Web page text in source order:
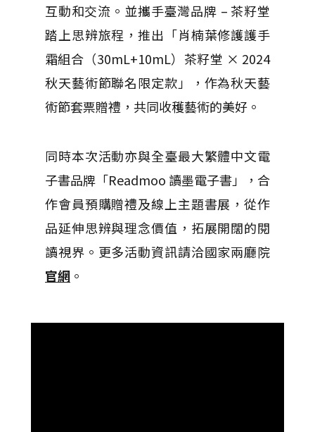
互動和交流。並攜手臺灣品牌 – 茶籽堂
踏上思辨旅程，推出「肖楠葉修護護手
霜組合（30mL+10mL）茶籽堂 × 2024
秋天藝術節聯名限定款」，作為秋天藝
術節套票贈禮，共同收穫藝術的美好。
同時本次活動亦與全臺最大繁體中文電
子書品牌「Readmoo 讀墨電子書」，合
作會員預購贈禮及線上主題書展，從作
品延伸思辨與理念價值，拓展開闊的閱
讀視界。更多活動資訊請洽國家兩廳院
官網 。